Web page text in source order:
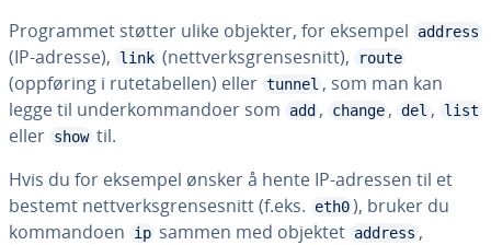
Programmet støtter ulike objekter, for eksempel
address
(IP-adresse), link (nettverksgrensesnitt), route
(oppføring i rutetabellen) eller tunnel , som man kan
legge til underkommandoer som
add , change , del , list
eller show til.
Hvis du for eksempel ønsker å hente IP-adressen til et
bestemt nettverksgrensesnitt (f.eks.
eth0 ), bruker du
kommandoen
ip sammen med objektet address ,